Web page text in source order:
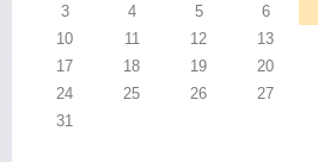
3
4 5 6
10
11 12 13
17
18 19 20
24
25 26 27
31